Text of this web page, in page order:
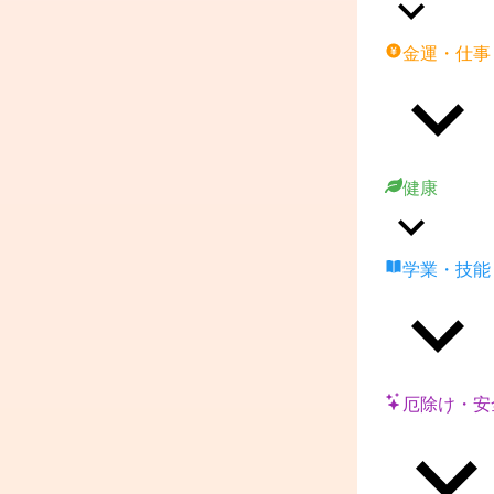
金運・仕事
健康
学業・技能
厄除け・